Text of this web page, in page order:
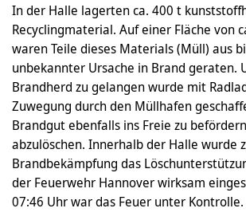
In der Halle lagerten ca. 400 t
Recyclingmaterial. Auf einer Fläche von
waren Teile dieses Materials (Müll) aus
unbekannter Ursache in Brand geraten.
Brandherd zu gelangen wurde mit
Zuwegung durch den Müllhafen
Brandgut ebenfalls ins Freie zu
abzulöschen. Innerhalb der Halle wurde
Brandbekämpfung das
der Feuerwehr Hannover wirksam
07:46 Uhr war das Feuer unter Kontrolle.